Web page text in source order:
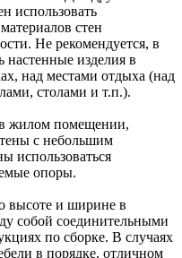
использовать
стен
Не рекомендуется, в
настенные изделия в
над местами отдыха (над
столами и т.п.).
жилом помещении,
с небольшим
использоваться
опоры.
высоте и ширине в
собой соединительными
по сборке. В случаях
в порядке, отличном